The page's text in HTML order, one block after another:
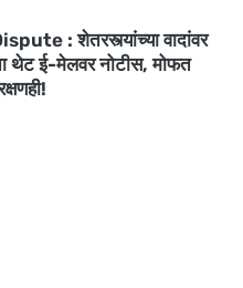
: शेतरस्त्यांच्या वादांवर
थेट ई-मेलवर नोटीस, मोफत